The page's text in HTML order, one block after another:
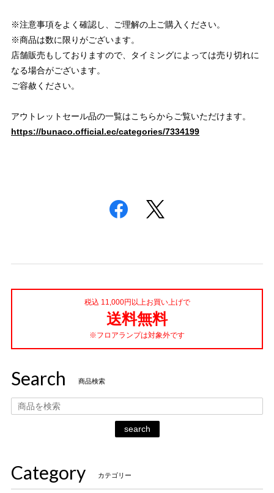
※注意事項をよく確認し、ご理解の上ご購入ください。
※商品は数に限りがございます。
店舗販売もしておりますので、タイミングによっては売り切れに
なる場合がございます。
ご容赦ください。
アウトレットセール品の一覧はこちらからご覧いただけます。
https://bunaco.official.ec/categories/7334199
税込 11,000円以上お買い上げで
送料無料
※フロアランプは対象外です
Search 商品検索
search
Category カテゴリー